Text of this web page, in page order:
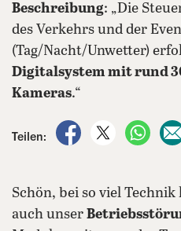
Beschreibung: „Die
des Verkehrs und der
(Tag/Nacht/Unwetter)
Digitalsystem mit rund
Kameras.“
Teilen:
auf Facebook
auf X teilen
per
Schön, bei so viel
auch unser